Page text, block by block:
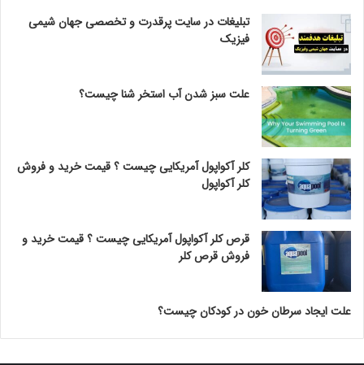
تبلیغات در سایت پرقدرت و تخصصی جهان شیمی
فیزیک
علت سبز شدن آب استخر شنا چیست؟
کلر آکواپول آمریکایی چیست ؟ قیمت خرید و فروش
کلر آکواپول
قرص کلر آکواپول آمریکایی چیست ؟ قیمت خرید و
فروش قرص کلر
علت ایجاد سرطان خون در کودکان چیست؟